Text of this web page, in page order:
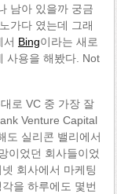
남아 있을까 궁금
가다 였는데 그래
서 Bing이라는 새로
사용을 해봤다. Not
로 VC 중 가장 잘
Venture Capital
도 실리콘 밸리에서
이었던 회사들이었
회사에서 마케팅
을 하루에도 몇번